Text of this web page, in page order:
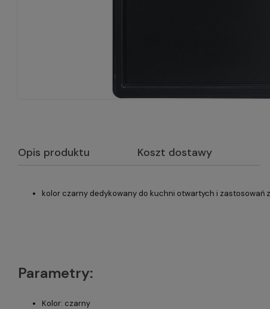
Opis produktu Koszt dostawy
kolor czarny dedykowany do kuchni otwartych i zastosowań
Parametry:
Kolor: czarny